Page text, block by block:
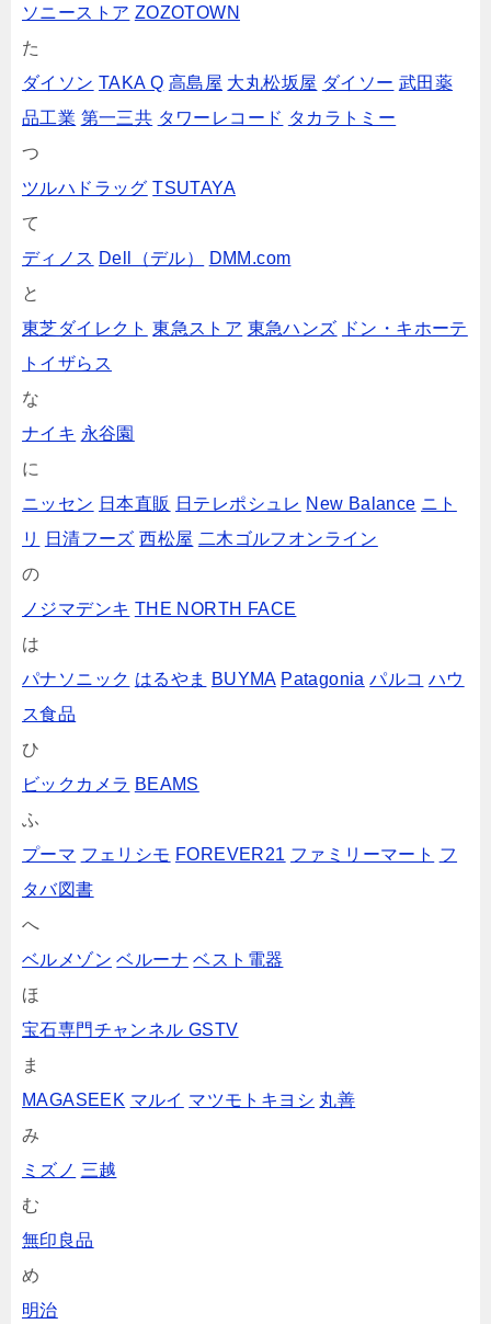
ソニーストア ZOZOTOWN
た
ダイソン TAKA Q 高島屋 大丸松坂屋 ダイソー 武田薬
品工業 第一三共 タワーレコード タカラトミー
つ
ツルハドラッグ TSUTAYA
て
ディノス Dell（デル）
DMM.com
と
東芝ダイレクト 東急ストア 東急ハンズ ドン・キホーテ
トイザらス
な
ナイキ 永谷園
に
ニッセン 日本直販 日テレポシュレ New Balance ニト
リ
日清フーズ 西松屋 二木ゴルフオンライン
の
ノジマデンキ THE NORTH FACE
は
パナソニック はるやま BUYMA Patagonia パルコ ハウ
ス食品
ひ
ビックカメラ BEAMS
ふ
プーマ フェリシモ FOREVER21 ファミリーマート フ
タバ図書
へ
ベルメゾン ベルーナ ベスト電器
ほ
宝石専門チャンネル GSTV
ま
MAGASEEK マルイ マツモトキヨシ 丸善
み
ミズノ 三越
む
無印良品
め
明治